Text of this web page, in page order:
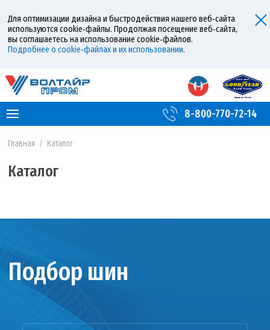
Для оптимизации дизайна и быстродействия нашего веб‑сайта
используются cookie‑файлы. Продолжая посещение веб‑сайта,
вы соглашаетесь на использование cookie‑файлов.
Подробнее о cookie‑файлах и их использовании.
8-800-770-72-14
Главная / Каталог
Каталог
Подбор шин